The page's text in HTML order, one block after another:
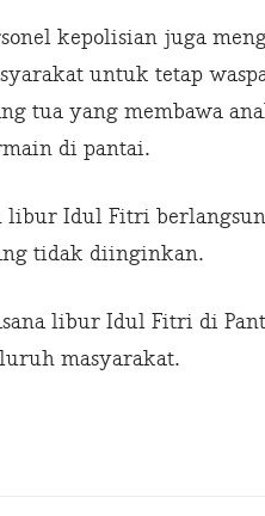
kepolisian juga
untuk tetap
tua yang membawa
di pantai.
Idul Fitri
tidak diinginkan.
libur Idul Fitri di
masyarakat.